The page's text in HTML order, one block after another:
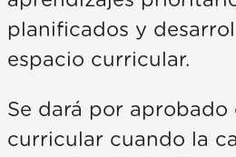
planificados y
espacio curricular.
Se dará por aprobado
curricular cuando la